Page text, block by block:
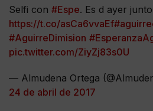
Selfi con #Espe. Es d ayer
https://t.co/asCa6vvaEf
#AguirreDimision
pic.twitter.com/ZiyZj83s0U
— Almudena Ortega
24 de abril de 2017